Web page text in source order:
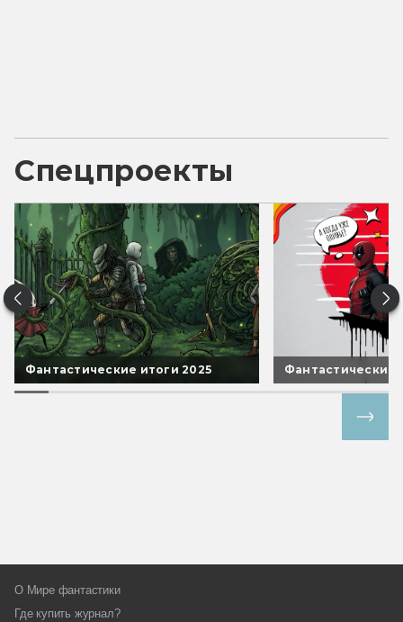
Спецпроекты
Фантастические итоги 2025 Фантастические
О Мире фантастики
Где купить журнал?